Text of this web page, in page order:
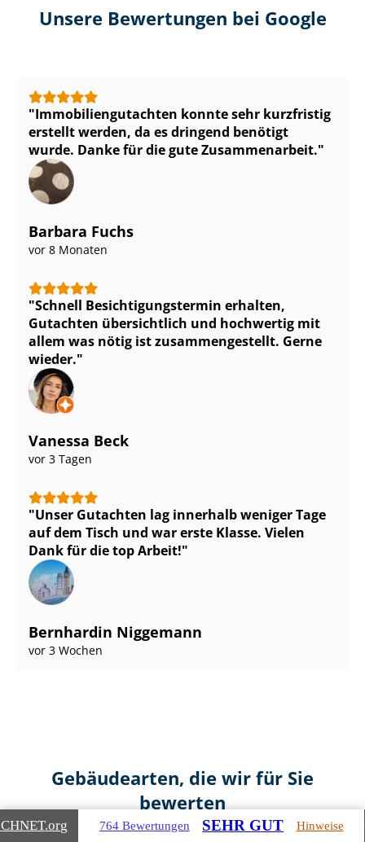
Unsere Bewertungen bei Google
Im­mo­bi­li­en­gut­ach­ten konnte sehr kurzfristig
erstellt werden, da es dringend benötigt
wurde. Danke für die gute Zusammenarbeit.
Barbara Fuchs
vor 8 Monaten
Schnell Be­sich­ti­gungs­ter­min erhalten,
Gutachten übersichtlich und hochwertig mit
allem was nötig ist zu­sam­men­ge­stellt. Gerne
wieder.
Vanessa Beck
vor 3 Tagen
Unser Gutachten lag innerhalb weniger Tage
auf dem Tisch und war erste Klasse. Vielen
Dank für die top Arbeit!
Bernhardin Niggemann
vor 3 Wochen
Gebäudearten, die wir für Sie
bewerten
.org 764 Bewertungen SEHR GUT Hinweise